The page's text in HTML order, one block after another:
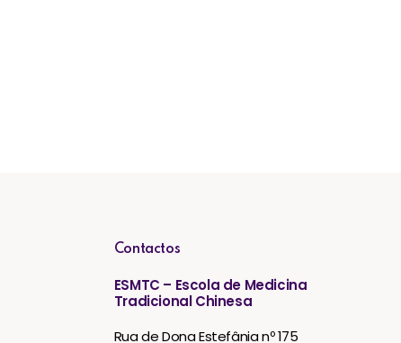
Contactos
ESMTC – Escola de Medicina
Tradicional Chinesa
Rua de Dona Estefânia nº 175